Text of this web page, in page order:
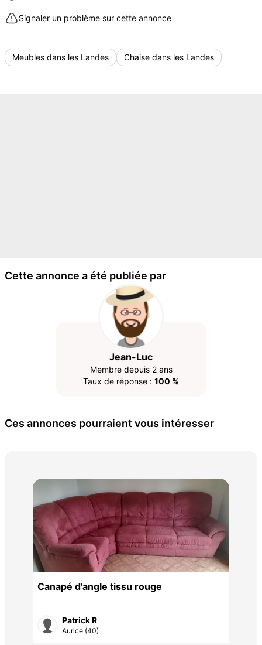
Signaler un problème sur cette annonce
Meubles dans les Landes Chaise dans les Landes
Cette annonce a été publiée par
Jean-Luc
Membre depuis 2 ans
Taux de réponse : 100 %
Ces annonces pourraient vous intéresser
Canapé d'angle tissu rouge
Patrick R
Aurice (40)